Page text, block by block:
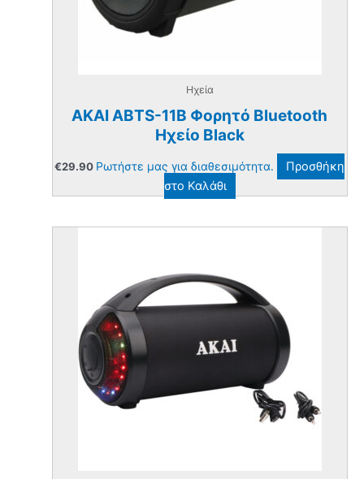
Ηχεία
AKAI ABTS-11B Φορητό Bluetooth
Ηχείο Black
€29.90 Ρωτήστε μας για διαθεσιμότητα.
Προσθήκη
στο Καλάθι